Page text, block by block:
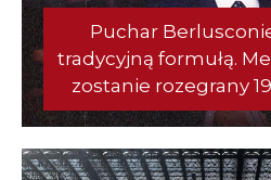
Puchar
tradycyjną formułą.
zostanie rozegrany